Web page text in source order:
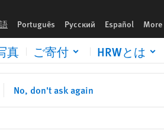
Português Русский Español More
真 ご寄付 HRWとは
No, don't ask again